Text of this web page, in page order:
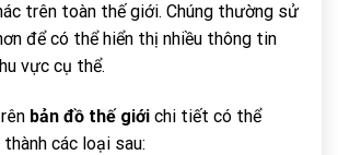
trên toàn thế giới. Chúng thường sử
để có thể hiển thị nhiều thông tin
vực cụ thể.
bản đồ thế giới chi tiết có thể
các loại sau: